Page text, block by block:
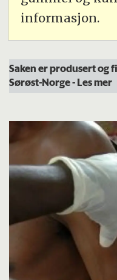
informasjon.
Saken er produsert og
Sørøst-Norge- Les mer